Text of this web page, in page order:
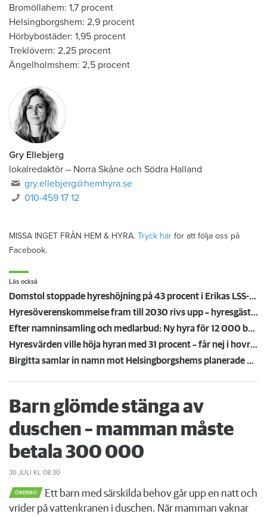
Bromöllahem: 1,7 procent
Helsingborgshem: 2,9 procent
Hörbybostäder: 1,95 procent
Treklövern: 2,25 procent
Ängelholmshem: 2,5 procent
Gry Ellebjerg
lokalredaktör – Norra Skåne och Södra Halland
gry.ellebjerg@hemhyra.se
010-459 17 12
MISSA INGET FRÅN HEM & HYRA. Tryck här för att följa oss på
Facebook.
Läs också
Domstol stoppade hyreshöjning på 43 procent i Erikas LSS-lägenhet – mamma Lena: ”Äntligen!”
Hyresöverenskommelse fram till 2030 rivs upp – hyresgäster känner sig svikna: "Jag går redan på knäna"
Efter namninsamling och medlarbud: Ny hyra för 12 000 boende
Hyresvärden ville höja hyran med 31 procent – får nej i hovrätten
Birgitta samlar in namn mot Helsingborgshems planerade hyreshöjning på 4,7 procent
Barn glömde stänga av
duschen – mamman måste
betala 300 000
30 JULI KL 08:30
ÖREBRO
Ett barn med särskilda behov går upp en natt och
vrider på vattenkranen i duschen. När mamman vaknar